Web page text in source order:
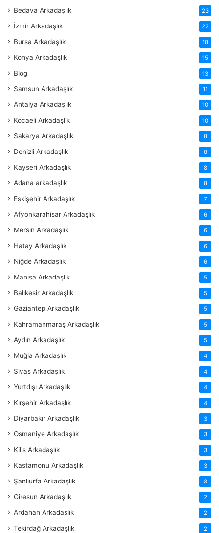
Bedava Arkadaşlık 23
İzmir Arkadaşlık 22
Bursa Arkadaşlık 18
Konya Arkadaşlık 15
Blog 13
Samsun Arkadaşlık 11
Antalya Arkadaşlık 10
Kocaeli Arkadaşlık 10
Sakarya Arkadaşlık 8
Denizli Arkadaşlık 8
Kayseri Arkadaşlık 8
Adana arkadaşlık 8
Eskişehir Arkadaşlık 7
Afyonkarahisar Arkadaşlık 6
Mersin Arkadaşlık 6
Hatay Arkadaşlık 6
Niğde Arkadaşlık 6
Manisa Arkadaşlık 5
Balıkesir Arkadaşlık 5
Gaziantep Arkadaşlık 5
Kahramanmaraş Arkadaşlık 5
Aydın Arkadaşlık 5
Muğla Arkadaşlık 4
Sivas Arkadaşlık 4
Yurtdışı Arkadaşlık 4
Kırşehir Arkadaşlık 4
Diyarbakır Arkadaşlık 3
Osmaniye Arkadaşlık 3
Kilis Arkadaşlık 3
Kastamonu Arkadaşlık 3
Şanlıurfa Arkadaşlık 3
Giresun Arkadaşlık 2
Ardahan Arkadaşlık 2
Tekirdağ Arkadaşlık 2